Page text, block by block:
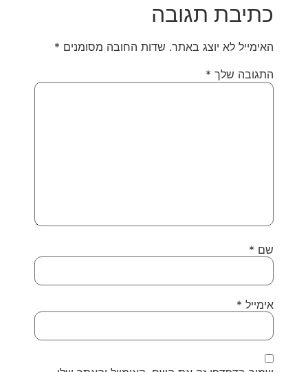
כתיבת תגובה
האימייל לא יוצג באתר. שדות החובה מסומנים *
התגובה שלך *
שם *
אימייל *